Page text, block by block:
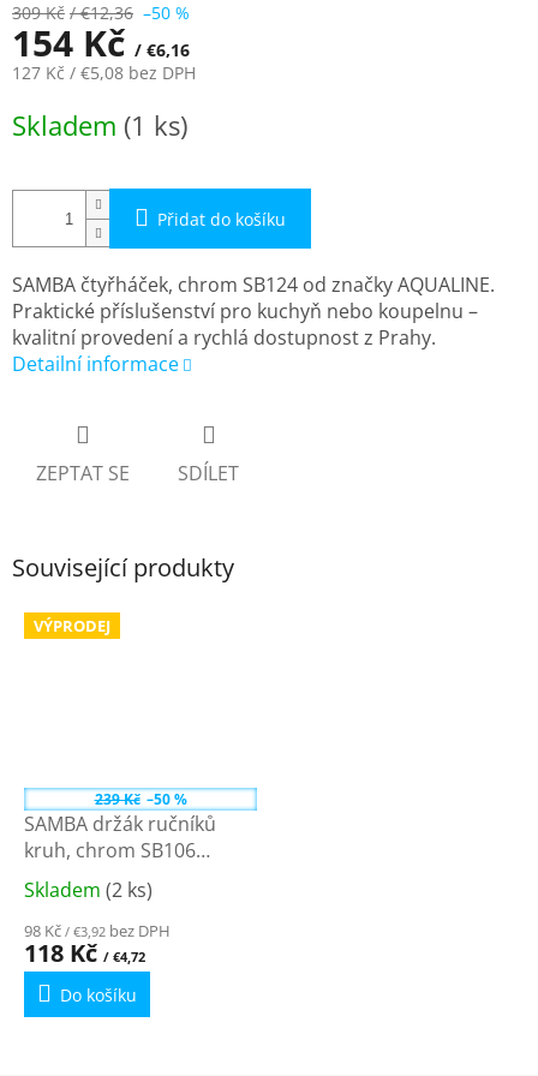
309 Kč / €12,36 –50 %
154 Kč / €6,16
127 Kč / €5,08 bez DPH
cena:
Skladem (1 ks)
Přidat do košíku
SAMBA čtyřháček, chrom SB124 od značky AQUALINE.
Praktické příslušenství pro kuchyň nebo koupelnu –
kvalitní provedení a rychlá dostupnost z Prahy.
Detailní informace
ZEPTAT SE SDÍLET
Související produkty
VÝPRODEJ
239 Kč –50 %
SAMBA držák ručníků
kruh, chrom SB106
Cenově dostupná série s
širokou nabídkou
sortimentu
Průměrné
hodnocení
produktu
je
5,0
Skladem (2 ks)
98 Kč / €3,92 bez DPH
118 Kč / €4,72
Do košíku